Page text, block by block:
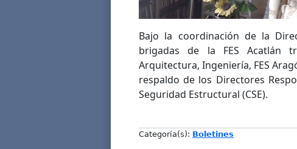
Bajo la coordinación de la
brigadas de la FES Acatlán
Arquitectura, Ingeniería, FES
respaldo de los Directores
Seguridad Estructural (CSE).
Categoría(s): Boletines